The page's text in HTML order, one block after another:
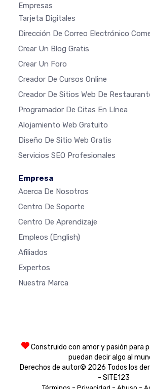
Empresas
Tarjeta Digitales
Dirección De Correo Electrónico
Crear Un Blog Gratis
Crear Un Foro
Creador De Cursos Online
Creador De Sitios Web De
Programador De Citas En Línea
Alojamiento Web Gratuito
Diseño De Sitio Web Gratis
Servicios SEO Profesionales
Empresa
Acerca De Nosotros
Centro De Soporte
Centro De Aprendizaje
Empleos (English)
Afiliados
Expertos
Nuestra Marca
Construido con amor y pasión para
puedan decir algo al
Derechos de autor© 2026 Todos los
- SITE123